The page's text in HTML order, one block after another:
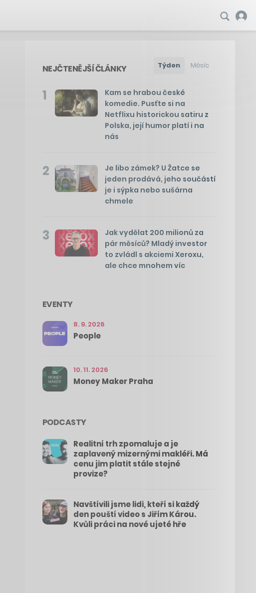
NEJČTENĚJŠÍ ČLÁNKY Týden Měsíc
1
Kam se hrabou české
komedie. Pusťte si na
Netflixu historickou satiru z
Polska, její humor platí i na
nás
2
Je libo zámek? U Žatce se
jeden prodává, jeho součástí
je i sýpka nebo sušárna
chmele
3
Jak vydělat 200 milionů za
pár měsíců? Mladý investor
to zvládl s akciemi Xeroxu,
ale chce mnohem víc
EVENTY
8. 9. 2026
People
10. 11. 2026
Money Maker Praha
PODCASTY
Realitní trh zpomaluje a je
zaplavený mizernými makléři. Má
cenu jim platit stále stejné
provize?
Navštívili jsme lidi, kteří si každý
den pouští video s Jiřím Károu.
Kvůli práci na nové ujeté hře